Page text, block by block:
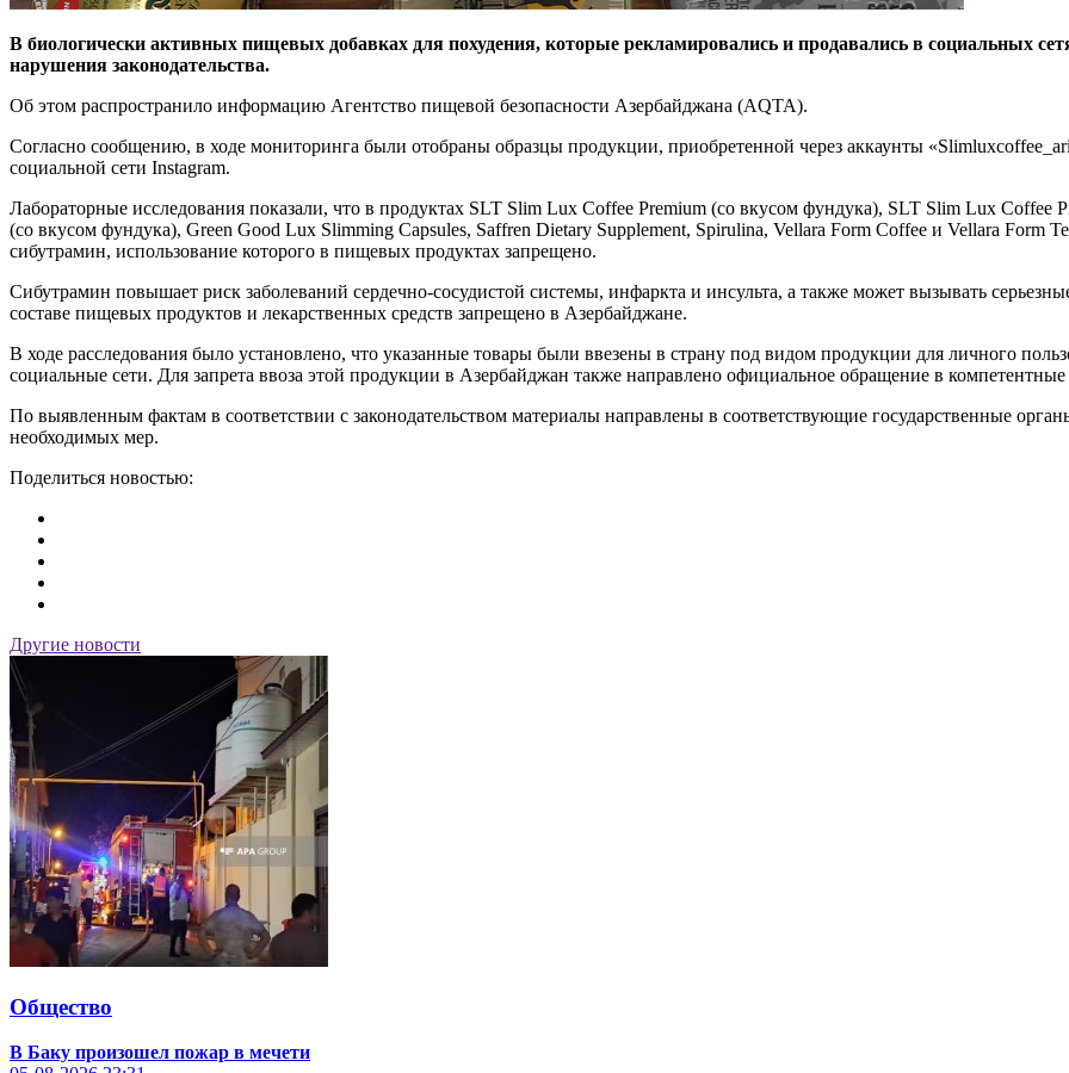
В биологически активных пищевых добавках для похудения, которые рекламировались и продавались в социальных
нарушения законодательства.
Об этом распространило информацию Агентство пищевой безопасности Азербайджана (AQTA).
Согласно сообщению, в ходе мониторинга были отобраны образцы продукции, приобретенной через аккаунты
социальной сети Instagram.
Лабораторные исследования показали, что в продуктах SLT Slim Lux Coffee Premium (со вкусом фундука), SLT Slim Lux
(со вкусом фундука), Green Good Lux Slimming Capsules, Saffren Dietary Supplement, Spirulina, Vellara Form Coffee и Vellara Form
сибутрамин, использование которого в пищевых продуктах запрещено.
Сибутрамин повышает риск заболеваний сердечно-сосудистой системы, инфаркта и инсульта, а также может вызывать
составе пищевых продуктов и лекарственных средств запрещено в Азербайджане.
В ходе расследования было установлено, что указанные товары были ввезены в страну под видом продукции для личного
социальные сети. Для запрета ввоза этой продукции в Азербайджан также направлено официальное обращение в
По выявленным фактам в соответствии с законодательством материалы направлены в соответствующие государственные
необходимых мер.
Поделиться новостью:
Другие новости
Общество
В Баку произошел пожар в мечети